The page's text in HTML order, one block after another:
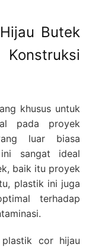
Butek
khusus untuk
pada proyek
luar biasa
sangat ideal
baik itu proyek
plastik ini juga
terhadap
cor hijau